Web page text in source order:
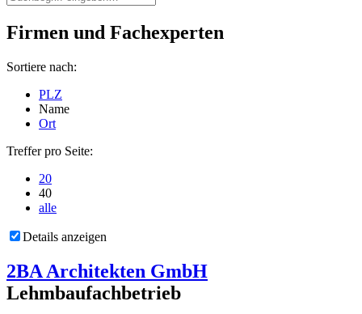
Firmen und Fachexperten
Sortiere nach:
PLZ
Name
Ort
Treffer pro Seite:
20
40
alle
Details anzeigen
2BA Architekten GmbH
Lehmbaufachbetrieb